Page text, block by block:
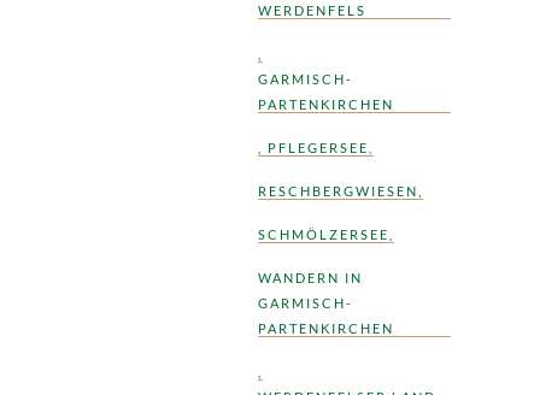
WERDENFELS
GARMISCH-
PARTENKIRCHEN
PFLEGERSEE
RESCHBERGWIESEN
SCHMÖLZERSEE
WANDERN IN
GARMISCH-
PARTENKIRCHEN